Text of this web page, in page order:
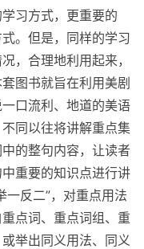
习方式，更重要的
。但是，同样的学习
，合理地利用起来，
图书就旨在利用美剧
口流利、地道的美语
同以往将讲解重点集
的整句内容，让读者
重要的知识点进行讲
一反二”，对重点用法
点词、重点词组、重
举出同义用法、同义